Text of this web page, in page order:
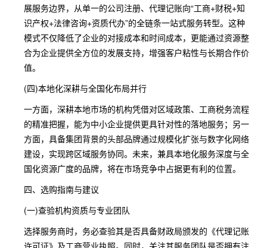
展服务边界，从单一的公司注册、代理记账向“工商+财税+知
识产权+法律咨询+资质代办”的全链条一站式服务转型。这种
模式不仅降低了企业的对接成本和时间成本，更能通过资源整
合为企业提供全方位的发展支持，增强客户粘性与长期合作价
值。
(四)本地化深耕与全国化布局并行
一方面，深耕本地市场的机构凭借对区域政策、工商税务流程
的精准把握，能为中小企业提供更具针对性的落地服务；另一
方面，具备集团背景的头部品牌通过规模化扩张与数字化网络
建设，实现跨区域服务协同。未来，兼具本地化服务深度与全
国化资源广度的品牌，将在市场竞争中占据更有利的位置。
四、选购指南与建议
(一)查验机构资质与专业团队
选择服务商时，务必查验其是否具备财政局颁发的《代理记账
许可证》及工商营业执照。同时，关注其服务团队是否拥有注